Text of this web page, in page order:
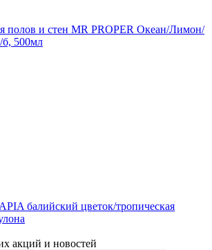
полов и стен MR PROPER Океан/Лимон/
б, 500мл
балийский цветок/тропическая
акций и новостей